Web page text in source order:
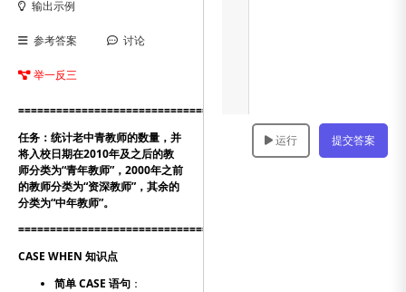
输出示例
参考答案 讨论
举一反三
任务： 统计老中青教师的数量，并
将入校日期在2010年及之后的教
师分类为“青年教师”，2000年之前
的教师分类为“资深教师”，其余的
分类为“中年教师”。
CASE WHEN 知识点
简单CASE 语句 ：
运行 提交答案